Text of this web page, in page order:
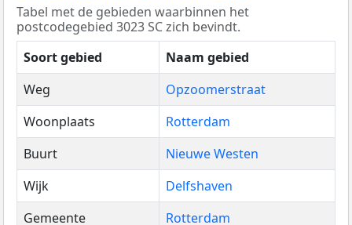
Tabel met de gebieden waarbinnen het
postcodegebied 3023 SC zich bevindt.
Soort gebied
Naam gebied
Weg
Opzoomerstraat
Woonplaats
Rotterdam
Buurt
Nieuwe Westen
Wijk
Delfshaven
Gemeente
Rotterdam